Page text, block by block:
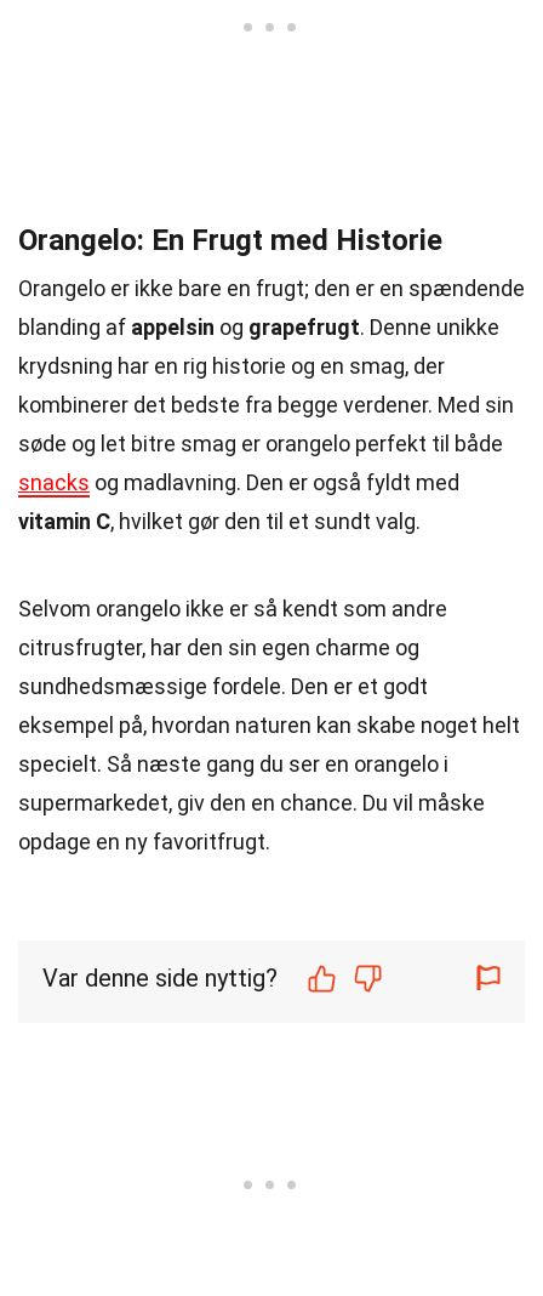
Orangelo: En Frugt med Historie
Orangelo er ikke bare en frugt; den er en spændende
blanding af appelsin og grapefrugt. Denne unikke
krydsning har en rig historie og en smag, der
kombinerer det bedste fra begge verdener. Med sin
søde og let bitre smag er orangelo perfekt til både
snacks og madlavning. Den er også fyldt med
vitamin C, hvilket gør den til et sundt valg.
Selvom orangelo ikke er så kendt som andre
citrusfrugter, har den sin egen charme og
sundhedsmæssige fordele. Den er et godt
eksempel på, hvordan naturen kan skabe noget helt
specielt. Så næste gang du ser en orangelo i
supermarkedet, giv den en chance. Du vil måske
opdage en ny favoritfrugt.
Var denne side nyttig?